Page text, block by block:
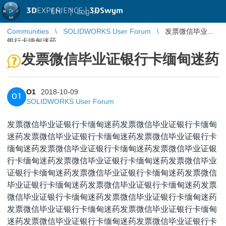
3DEXPERIENCE |3DSwym
EN | Log in
Communities SOLIDWORKS User Forum
发票微信毕业证
银行卡缅甸迷药
发票微信毕业证银行卡缅甸迷药
O1
O1
2018-10-09
SOLIDWORKS User Forum
发票微信毕业证银行卡缅甸迷药发票微信毕业证银行卡缅甸
迷药发票微信毕业证银行卡缅甸迷药发票微信毕业证银行卡
缅甸迷药发票微信毕业证银行卡缅甸迷药发票微信毕业证银
行卡缅甸迷药发票微信毕业证银行卡缅甸迷药发票微信毕业
证银行卡缅甸迷药发票微信毕业证银行卡缅甸迷药发票微信
毕业证银行卡缅甸迷药发票微信毕业证银行卡缅甸迷药发票
微信毕业证银行卡缅甸迷药发票微信毕业证银行卡缅甸迷药
发票微信毕业证银行卡缅甸迷药发票微信毕业证银行卡缅甸
迷药发票微信毕业证银行卡缅甸迷药发票微信毕业证银行卡